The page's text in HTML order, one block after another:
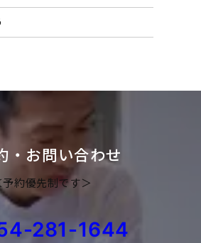
・お問い合わせ
予約優先制です＞
281-1644